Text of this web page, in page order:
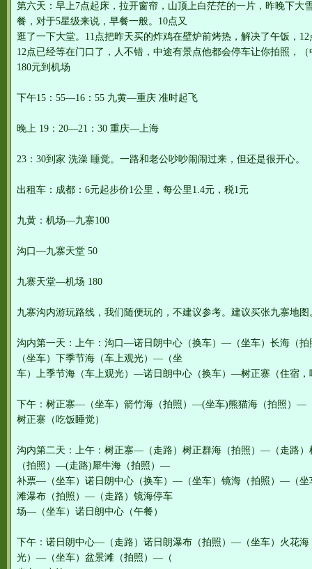
第六天：早上7点起床，拉开窗帘，山顶上白茫茫的一片，昨晚下大
餐，对于5星级来说，早餐一般。10点又
逛了一下大堂。11点把昨天买的炸鸡在壁炉前烤热，解决了午饭，
12点已经等在门口了，人不错，中途有景点他都会停车让你拍照，
180元到机场
下午15：55—16：55 九黄—重庆 准时起飞
晚上 19：20—21：30 重庆—上海
23：30到家 洗澡 睡觉。一路和老公吵吵闹闹过来，但还是很开心。
出租车：成都：6元起步价1公里，每公里1.4元，税1元
九黄：机场—九寨100
沟口—九寨天堂 50
九寨天堂—机场 180
九寨沟内游玩路线，我们随便玩的，不建议参考。建议买张九寨地图
沟内第一天：上午：沟口—诺日朗中心（换车）—（坐车）长海（
（坐车）下季节海（车上观光）—（坐
车）上季节海（车上观光）—诺日朗中心（换车）—树正寨（住宿，
下午：树正寨—（坐车）箭竹海（拍照）—(坐车)熊猫海（拍照）—
树正寨（吃饭睡觉）
沟内第二天：上午：树正寨—（走路）树正群海（拍照）—（走路
（拍照）—(走路)犀牛海（拍照）—
补票—（坐车）诺日朗中心（换车）—（坐车）镜海（拍照）—（
滩瀑布（拍照）—（走路）镜海停车
场—（坐车）诺日朗中心（午餐）
下午：诺日朗中心—（走路）诺日朗瀑布（拍照）—（坐车）火花
光）—（坐车）盆景滩（拍照）—（